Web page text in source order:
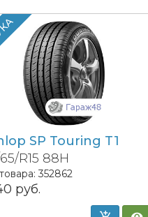
SP Touring T1
R15 88H
352862
руб.